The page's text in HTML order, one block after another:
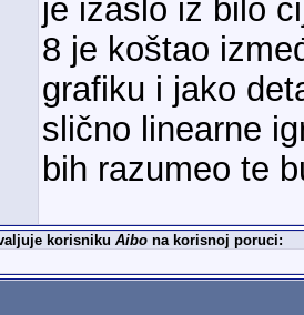
je izašlo iz bilo
8 je koštao
grafiku i jako
slično linearne
bih razumeo te
korisniku Aibona korisnoj poruci: